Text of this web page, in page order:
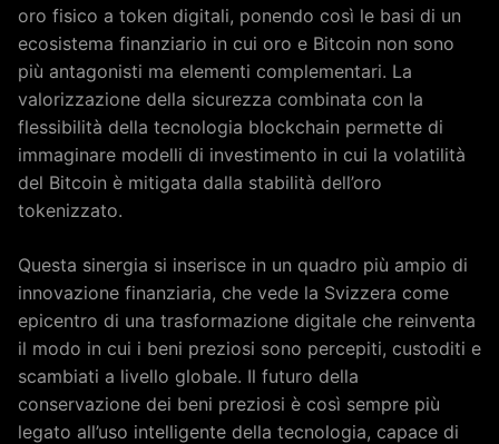
oro fisico a token digitali, ponendo così le basi di un
ecosistema finanziario in cui oro e Bitcoin non sono
più antagonisti ma elementi complementari. La
valorizzazione della sicurezza combinata con la
flessibilità della tecnologia blockchain permette di
immaginare modelli di investimento in cui la volatilità
del Bitcoin è mitigata dalla stabilità dell’oro
tokenizzato.
Questa sinergia si inserisce in un quadro più ampio di
innovazione finanziaria, che vede la Svizzera come
epicentro di una trasformazione digitale che reinventa
il modo in cui i beni preziosi sono percepiti, custoditi e
scambiati a livello globale. Il futuro della
conservazione dei beni preziosi è così sempre più
legato all’uso intelligente della tecnologia, capace di